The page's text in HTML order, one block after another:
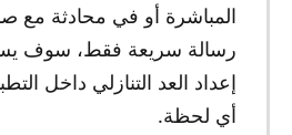
المباشرة أو في محادثة مع
إعداد العد التنازلي داخل
أي لحظة.